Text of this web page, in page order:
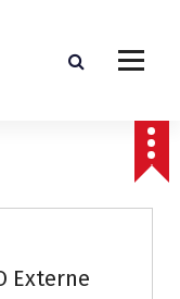
Externe